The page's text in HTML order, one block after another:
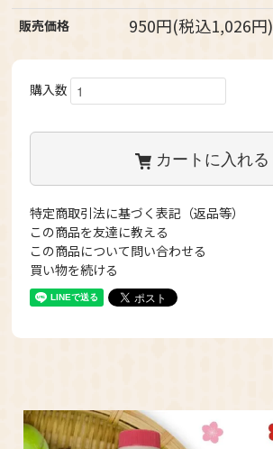
販売価格 950円(税込1,026円)
購入数
カートに入れる
特定商取引法に基づく表記（返品等）
この商品を友達に教える
この商品について問い合わせる
買い物を続ける